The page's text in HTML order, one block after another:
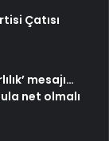
Çatısı
mesajı…
net olmalı